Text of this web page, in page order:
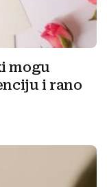
mogu
i rano